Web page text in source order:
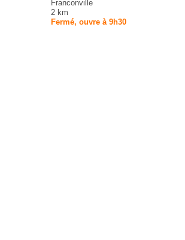
Franconville
2 km
Fermé, ouvre à 9h30